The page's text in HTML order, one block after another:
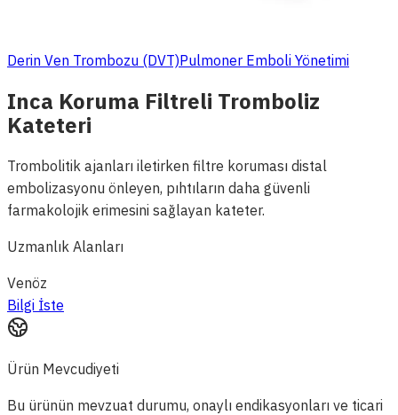
Derin Ven Trombozu (DVT)Pulmoner Emboli Yönetimi
Inca Koruma Filtreli Tromboliz
Kateteri
Trombolitik ajanları iletirken filtre koruması distal
embolizasyonu önleyen, pıhtıların daha güvenli
farmakolojik erimesini sağlayan kateter.
Uzmanlık Alanları
Venöz
Bilgi İste
Ürün Mevcudiyeti
Bu ürünün mevzuat durumu, onaylı endikasyonları ve ticari